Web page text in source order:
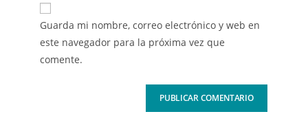
Guarda mi nombre, correo electrónico y web en
este navegador para la próxima vez que
comente.